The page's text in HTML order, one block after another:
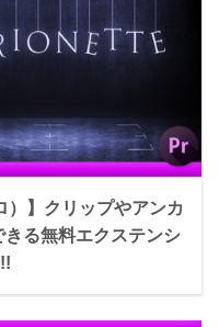
）】クリップやアンカ
る無料エクステンシ